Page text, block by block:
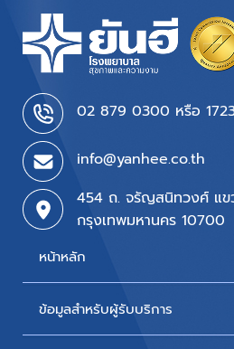
02 879 0300 หรือ
info@yanhee.co.th
454 ถ. จรัญสนิทวงศ์ แ
กรุงเทพมหานคร 10700
หน้าหลัก
บริการของเรา
ข้อมูลสำหรับผู้รับบริการ